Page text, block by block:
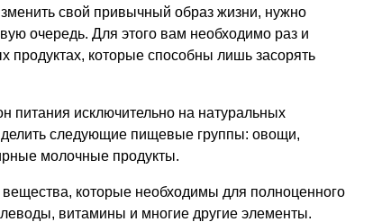
свой привычный образ жизни, нужно
очередь. Для этого вам необходимо раз и
продуктах, которые способны лишь засорять
питания исключительно на натуральных
следующие пищевые группы: овощи,
молочные продукты.
которые необходимы для полноценного
витамины и многие другие элементы.